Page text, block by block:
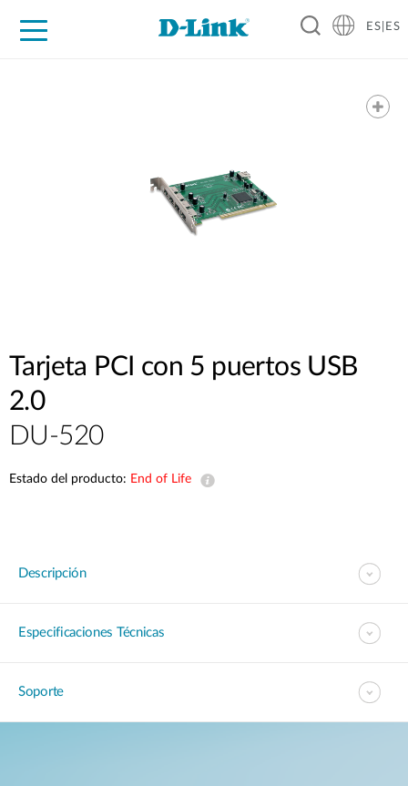
ES|ES
Tarjeta PCI con 5 puertos USB
2.0
DU-520
Estado del producto: End of Life
Descripción
Especificaciones Técnicas
Soporte